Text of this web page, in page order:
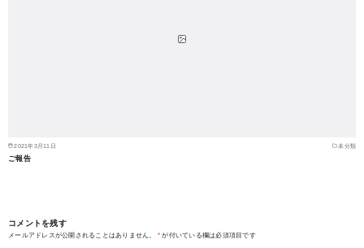
2021年3月11日 未分類
ご報告
コメントを残す
メールアドレスが公開されることはありません。 * が付いている欄は必須項目です